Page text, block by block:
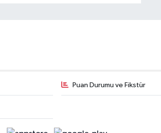
Puan Durumu ve Fikstür